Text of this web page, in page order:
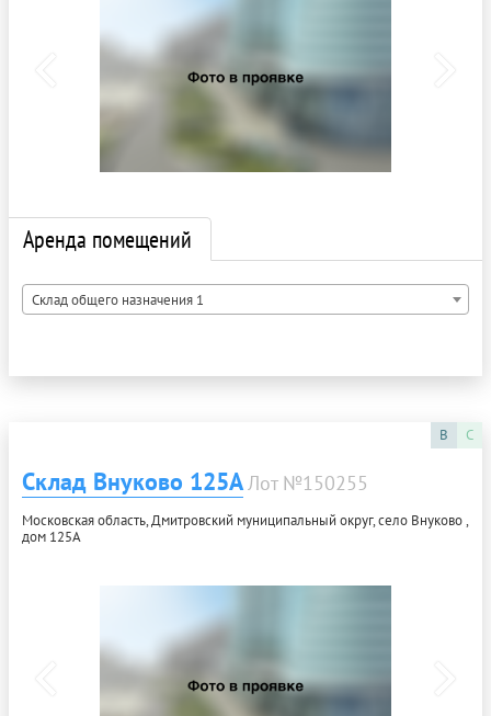
Аренда помещений
Склад общего назначения 1
B C
Склад Внуково 125АЛот №150255
Московская область, Дмитровский муниципальный округ, село Внуково ,
дом 125А